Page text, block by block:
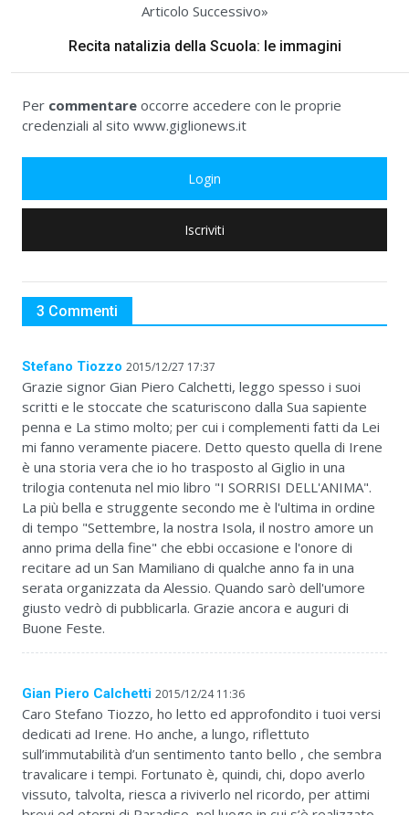
Articolo Successivo»
Recita natalizia della Scuola: le immagini
Per commentare occorre accedere con le proprie
credenziali al sito www.giglionews.it
Login
Iscriviti
3 Commenti
Stefano Tiozzo 2015/12/27 17:37
Grazie signor Gian Piero Calchetti, leggo spesso i suoi
scritti e le stoccate che scaturiscono dalla Sua sapiente
penna e La stimo molto; per cui i complementi fatti da Lei
mi fanno veramente piacere. Detto questo quella di Irene
è una storia vera che io ho trasposto al Giglio in una
trilogia contenuta nel mio libro "I SORRISI DELL'ANIMA".
La più bella e struggente secondo me è l'ultima in ordine
di tempo "Settembre, la nostra Isola, il nostro amore un
anno prima della fine" che ebbi occasione e l'onore di
recitare ad un San Mamiliano di qualche anno fa in una
serata organizzata da Alessio. Quando sarò dell'umore
giusto vedrò di pubblicarla. Grazie ancora e auguri di
Buone Feste.
Gian Piero Calchetti 2015/12/24 11:36
Caro Stefano Tiozzo, ho letto ed approfondito i tuoi versi
dedicati ad Irene. Ho anche, a lungo, riflettuto
sull’immutabilità d’un sentimento tanto bello , che sembra
travalicare i tempi. Fortunato è, quindi, chi, dopo averlo
vissuto, talvolta, riesca a riviverlo nel ricordo, per attimi